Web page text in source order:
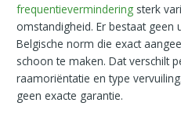
frequentievermindering sterk
omstandigheid. Er bestaat geen
Belgische norm die exact
schoon te maken. Dat verschilt
raamoriëntatie en type
geen exacte garantie.